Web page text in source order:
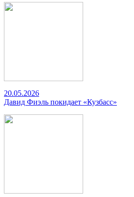
20.05.2026
Давид Фиэль покидает «Кузбасс»